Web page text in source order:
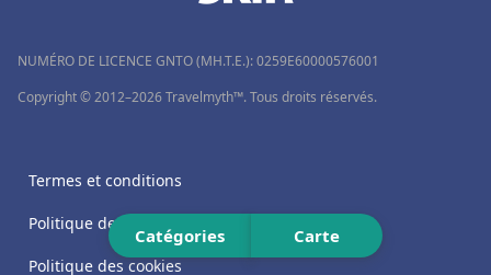
Catégories Carte
NUMÉRO DE LICENCE GNTO (MH.T.E.): 0259Ε60000576001
Copyright © 2012–2026 Travelmyth™. Tous droits réservés.
Termes et conditions
Politique de confidentialité
Politique des cookies